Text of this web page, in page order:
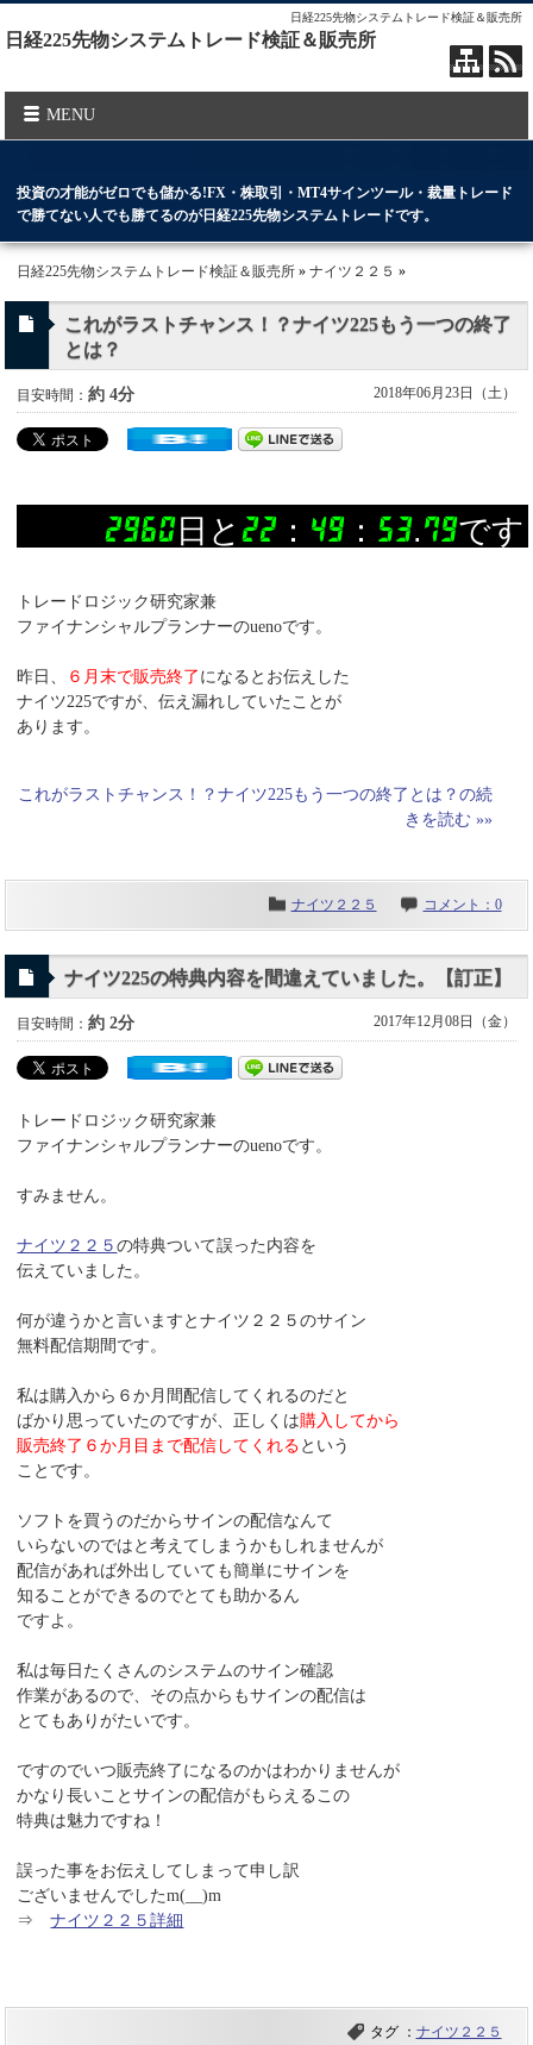
日経225先物システムトレード検証＆販売所
日経225先物システムトレード検証＆販売所
MENU
投資の才能がゼロでも儲かる!FX・株取引・MT4サインツール・裁量トレード
で勝てない人でも勝てるのが日経225先物システムトレードです。
日経225先物システムトレード検証＆販売所 »ナイツ２２５ »
これがラストチャンス！？ナイツ225もう一つの終了
とは？
目安時間：約 4分 2018年06月23日（土）
トレードロジック研究家兼
ファイナンシャルプランナーのuenoです。
昨日、 ６月末で販売終了 になるとお伝えした
ナイツ225ですが、伝え漏れしていたことが
あります。
これがラストチャンス！？ナイツ225もう一つの終了とは？の続
きを読む »»
ナイツ２２５ コメント：0
ナイツ225の特典内容を間違えていました。【訂正】
目安時間：約 2分 2017年12月08日（金）
トレードロジック研究家兼
ファイナンシャルプランナーのuenoです。
すみません。
ナイツ２２５の特典ついて誤った内容を
伝えていました。
何が違うかと言いますとナイツ２２５のサイン
無料配信期間です。
私は購入から６か月間配信してくれるのだと
ばかり思っていたのですが、正しくは購入してから
販売終了６か月目まで配信してくれる という
ことです。
ソフトを買うのだからサインの配信なんて
いらないのではと考えてしまうかもしれませんが
配信があれば外出していても簡単にサインを
知ることができるのでとても助かるん
ですよ。
私は毎日たくさんのシステムのサイン確認
作業があるので、その点からもサインの配信は
とてもありがたいです。
ですのでいつ販売終了になるのかはわかりませんが
かなり長いことサインの配信がもらえるこの
特典は魅力ですね！
誤った事をお伝えしてしまって申し訳
ございませんでしたm(__)m
⇒ナイツ２２５詳細
タグ ： ナイツ２２５